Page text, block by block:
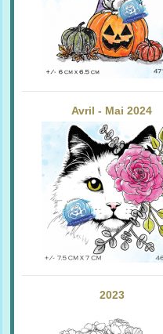
Avril - Mai 2024
2023